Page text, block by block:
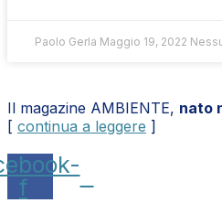
Paolo Gerla Maggio 19, 2022
Il magazine AMBIENTE, nato
[ continua a leggere ]
f